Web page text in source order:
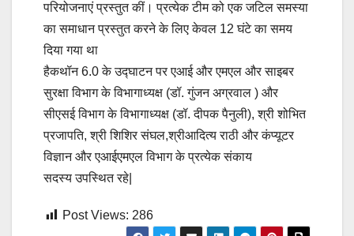
परियोजनाएं प्रस्तुत कीं। प्रत्येक टीम को एक जटिल समस्या
का समाधान प्रस्तुत करने के लिए केवल 12 घंटे का समय
दिया गया था
हैकथॉन 6.0 के उद्घाटन पर एआई और एमएल और साइबर
सुरक्षा विभाग के विभागाध्यक्ष (डॉ. गुंजन अग्रवाल ) और
सीएसई विभाग के विभागाध्यक्ष (डॉ. दीपक पैनुली), श्री शोभित
प्रजापति, श्री शिशिर संघल,श्रीआदित्य राठी और कंप्यूटर
विज्ञान और एआईएमएल विभाग के प्रत्येक संकाय
सदस्य उपस्थित रहे|
Post Views: 286